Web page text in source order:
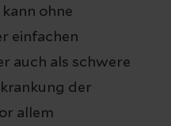
ohne
einfachen
auch als schwere
der
allem